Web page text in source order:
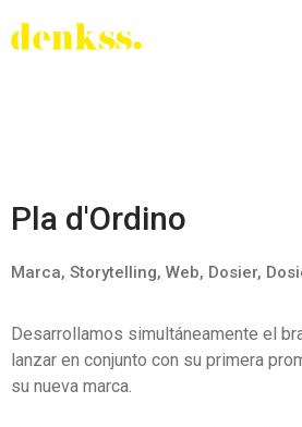
Pla d'Ordino
Marca, Storytelling, Web, Dosier,
Desarrollamos simultáneamente el
lanzar en conjunto con su primera
su nueva marca.